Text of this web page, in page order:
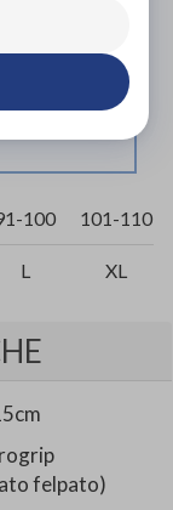
garantire il
ortopedico
100 101-110
L XL
felpato)